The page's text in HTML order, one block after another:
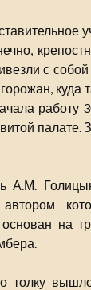
с
А.М.
на
толку